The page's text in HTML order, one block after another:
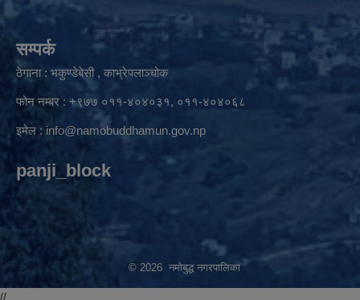
सम्पर्क
ठेगाना : भकुण्डेबेसी , काभ्रेपलाञ्चोक
फोन नम्बर : +९७७ ०११-४०४०३१, ०११-४०४०६८
इमेल : info@namobuddhamun.gov.np
panji_block
© 2026 नमोबुद्ध नगरपालिका
//